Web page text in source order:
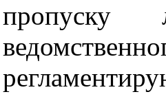
пропуску